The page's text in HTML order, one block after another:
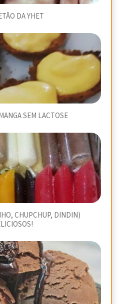
DA YHET
SEM LACTOSE
CHUPCHUP, DINDIN)